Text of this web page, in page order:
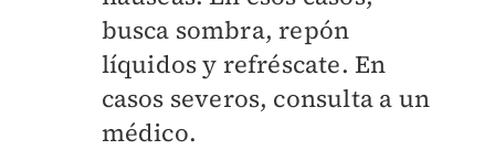
busca sombra, repón
líquidos y refréscate. En
casos severos, consulta a un
médico.